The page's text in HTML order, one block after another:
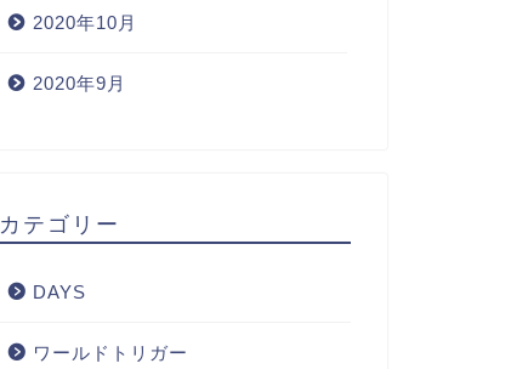
2020年10月
2020年9月
カテゴリー
DAYS
ワールドトリガー